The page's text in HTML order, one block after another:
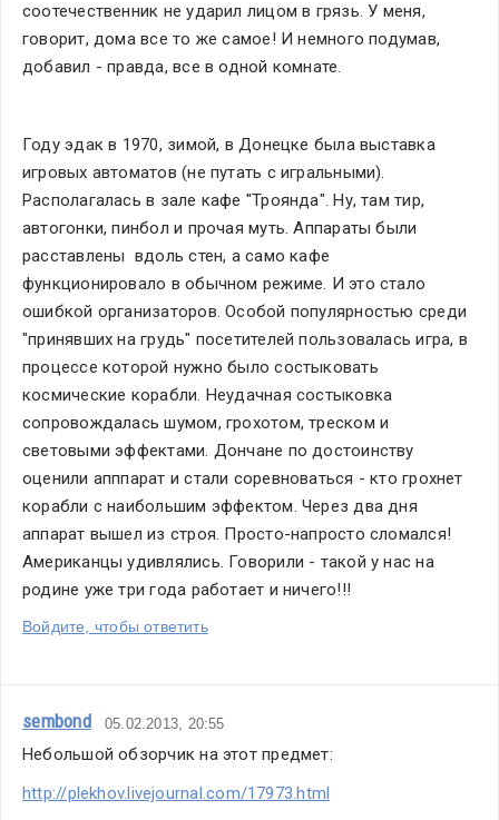
соотечественник не ударил лицом в грязь. У меня,
говорит, дома все то же самое! И немного подумав,
добавил - правда, все в одной комнате.
Году эдак в 1970, зимой, в Донецке была выставка
игровых автоматов (не путать с игральными).
Располагалась в зале кафе "Троянда". Ну, там тир,
автогонки, пинбол и прочая муть. Аппараты были
расставлены  вдоль стен, а само кафе
функционировало в обычном режиме. И это стало
ошибкой организаторов. Особой популярностью среди
"принявших на грудь" посетителей пользовалась игра, в
процессе которой нужно было состыковать
космические корабли. Неудачная состыковка
сопровождалась шумом, грохотом, треском и
световыми эффектами. Дончане по достоинству
оценили апппарат и стали соревноваться - кто грохнет
корабли с наибольшим эффектом. Через два дня
аппарат вышел из строя. Просто-напросто сломался!
Американцы удивлялись. Говорили - такой у нас на
родине уже три года работает и ничего!!!
Войдите, чтобы ответить
sembond 05.02.2013, 20:55
Небольшой обзорчик на этот предмет:
http://plekhov.livejournal.com/17973.html